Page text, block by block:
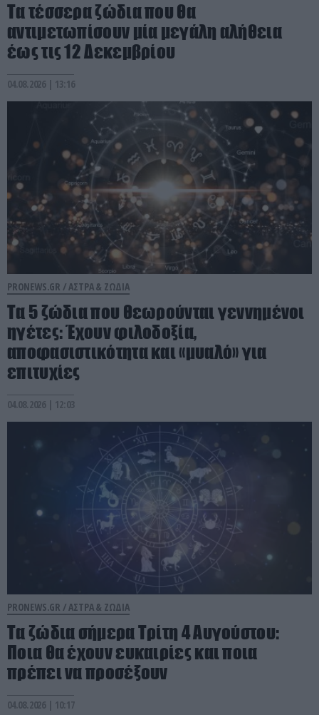
Τα τέσσερα ζώδια που θα
αντιμετωπίσουν μία μεγάλη αλήθεια
έως τις 12 Δεκεμβρίου
04.08.2026 | 13:16
PRONEWS.GR /ΑΣΤΡΑ & ΖΩΔΙΑ
Τα 5 ζώδια που θεωρούνται γεννημένοι
ηγέτες: Έχουν φιλοδοξία,
αποφασιστικότητα και «μυαλό» για
επιτυχίες
04.08.2026 | 12:03
PRONEWS.GR /ΑΣΤΡΑ & ΖΩΔΙΑ
Τα ζώδια σήμερα Τρίτη 4 Αυγούστου:
Ποια θα έχουν ευκαιρίες και ποια
πρέπει να προσέξουν
04.08.2026 | 10:17